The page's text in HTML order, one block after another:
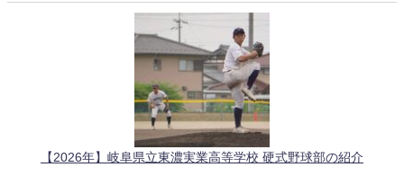
【2026年】岐阜県立東濃実業高等学校 硬式野球部の紹介